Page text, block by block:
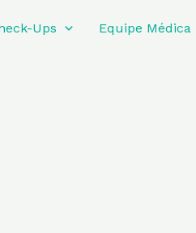
Ups Equipe Médica